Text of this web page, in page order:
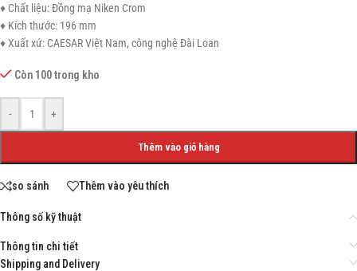
♦ Chất liệu: Đồng mạ Niken Crom
♦ Kích thước: 196 mm
♦ Xuất xứ: CAESAR Việt Nam, công nghệ Đài Loan
Còn 100 trong kho
- +
Thêm vào giỏ hàng
so sánh Thêm vào yêu thích
Thông số kỹ thuật
Thông tin chi tiết
Shipping and Delivery